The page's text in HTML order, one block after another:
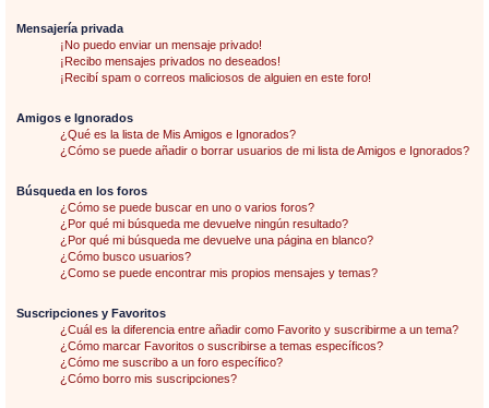
Mensajería privada
¡No puedo enviar un mensaje privado!
¡Recibo mensajes privados no deseados!
¡Recibí spam o correos maliciosos de alguien en este foro!
Amigos e Ignorados
¿Qué es la lista de Mis Amigos e Ignorados?
¿Cómo se puede añadir o borrar usuarios de mi lista de Amigos e Ignorados?
Búsqueda en los foros
¿Cómo se puede buscar en uno o varios foros?
¿Por qué mi búsqueda me devuelve ningún resultado?
¿Por qué mi búsqueda me devuelve una página en blanco?
¿Cómo busco usuarios?
¿Como se puede encontrar mis propios mensajes y temas?
Suscripciones y Favoritos
¿Cuál es la diferencia entre añadir como Favorito y suscribirme a un tema?
¿Cómo marcar Favoritos o suscribirse a temas específicos?
¿Cómo me suscribo a un foro específico?
¿Cómo borro mis suscripciones?